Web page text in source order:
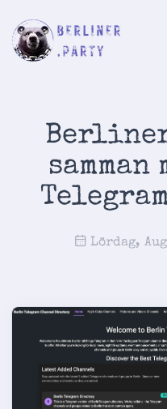
Lördag,